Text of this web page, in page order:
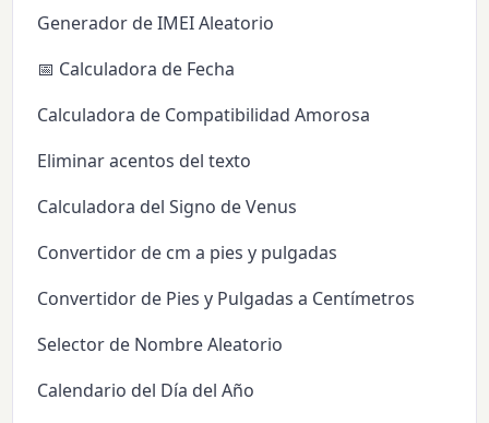
Generador de IMEI Aleatorio
📅 Calculadora de Fecha
Calculadora de Compatibilidad Amorosa
Eliminar acentos del texto
Calculadora del Signo de Venus
Convertidor de cm a pies y pulgadas
Convertidor de Pies y Pulgadas a Centímetros
Selector de Nombre Aleatorio
Calendario del Día del Año